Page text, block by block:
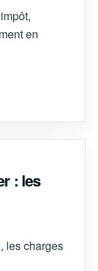
en
: les
les charges